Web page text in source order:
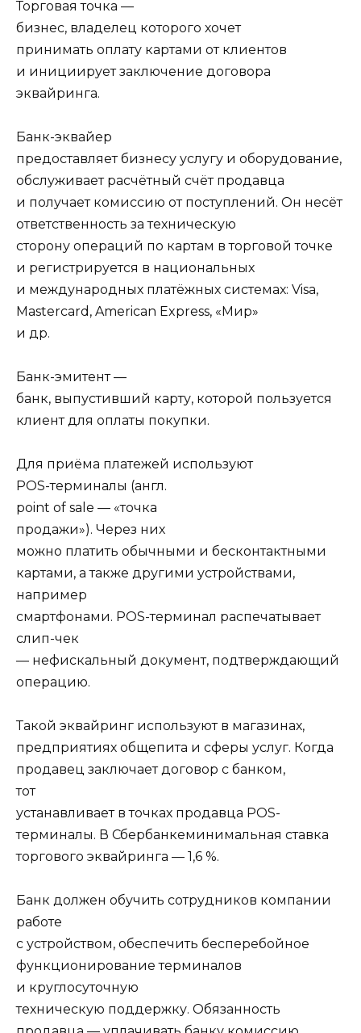
Торговая точка —
бизнес, владелец которого хочет
принимать оплату картами от клиентов
и инициирует заключение договора
эквайринга.
Банк-эквайер
предоставляет бизнесу услугу и оборудование,
обслуживает расчётный счёт продавца
и получает комиссию от поступлений. Он несёт
ответственность за техническую
сторону операций по картам в торговой точке
и регистрируется в национальных
и международных платёжных системах: Visa,
Mastercard, American Express, «Мир»
и др.
Банк-эмитент—
банк, выпустивший карту, которой пользуется
клиент для оплаты покупки.
Для приёма платежей используют
POS-терминалы (англ.
point of sale — «точка
продажи»). Через них
можно платить обычными и бесконтактными
картами, а также другими устройствами,
например
смартфонами. POS-терминал распечатывает
слип-чек
— нефискальный документ, подтверждающий
операцию.
Такой эквайринг используют в магазинах,
предприятиях общепита и сферы услуг. Когда
продавец заключает договор с банком,
тот
устанавливает в точках продавца POS-
терминалы. В Сбербанкеминимальная ставка
торгового эквайринга — 1,6 %.
Банк должен обучить сотрудников компании
работе
с устройством, обеспечить бесперебойное
функционирование терминалов
и круглосуточную
техническую поддержку. Обязанность